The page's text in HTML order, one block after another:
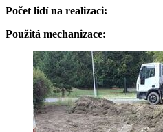
Počet lidí na realizaci:
Použitá mechanizace: